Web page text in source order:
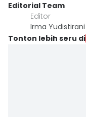
Editorial Team
Editor
Irma Yudistirani
Tonton lebih seru di